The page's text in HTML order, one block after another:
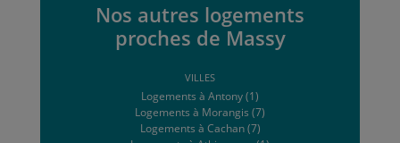
Nos autres logements
proches de Massy
VILLES
Logements à Antony (1)
Logements à Morangis (7)
Logements à Cachan (7)